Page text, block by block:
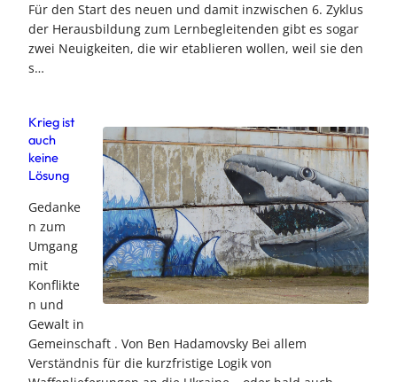
Für den Start des neuen und damit inzwischen 6. Zyklus
der Herausbildung zum Lernbegleitenden gibt es sogar
zwei Neuigkeiten, die wir etablieren wollen, weil sie den
s…
Krieg ist
auch
keine
Lösung
Gedanke
n zum
Umgang
mit
Konflikte
n und
Gewalt in
Gemeinschaft . Von Ben Hadamovsky Bei allem
Verständnis für die kurzfristige Logik von